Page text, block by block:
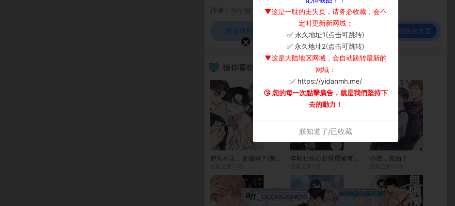
作者：하두당
建议使用谷歌浏览器观看！ 前往永久页
猜你喜欢
小优，加油！
▼这是一耽的走失页，请务必收藏，会不
定时更新新网域：
✅ 永久地址1(点击可跳转)
✅ 永久地址2(点击可跳转)
▼这是大陆地区网域，会自动跳转最新的
网域：
✅ https://yidanmh.me/
😘 您的每一次點擊廣告，就是我們堅持下
去的動力！
朕知道了/已收藏
×
×